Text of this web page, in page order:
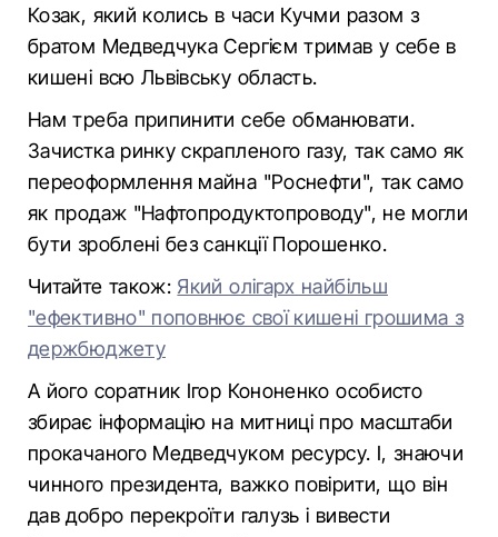
Козак, який колись в часи Кучми разом з
братом Медведчука Сергієм тримав у себе в
кишені всю Львівську область.
Нам треба припинити себе обманювати.
Зачистка ринку скрапленого газу, так само як
переоформлення майна "Роснефти", так само
як продаж "Нафтопродуктопроводу", не могли
бути зроблені без санкції Порошенко.
Читайте також: Який олігарх найбільш
"ефективно" поповнює свої кишені грошима з
держбюджету
А його соратник Ігор Кононенко особисто
збирає інформацію на митниці про масштаби
прокачаного Медведчуком ресурсу. І, знаючи
чинного президента, важко повірити, що він
дав добро перекроїти галузь і вивести